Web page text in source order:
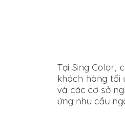
Tại Sing Color,
khách hàng tối
và các cơ sở
ứng nhu cầu